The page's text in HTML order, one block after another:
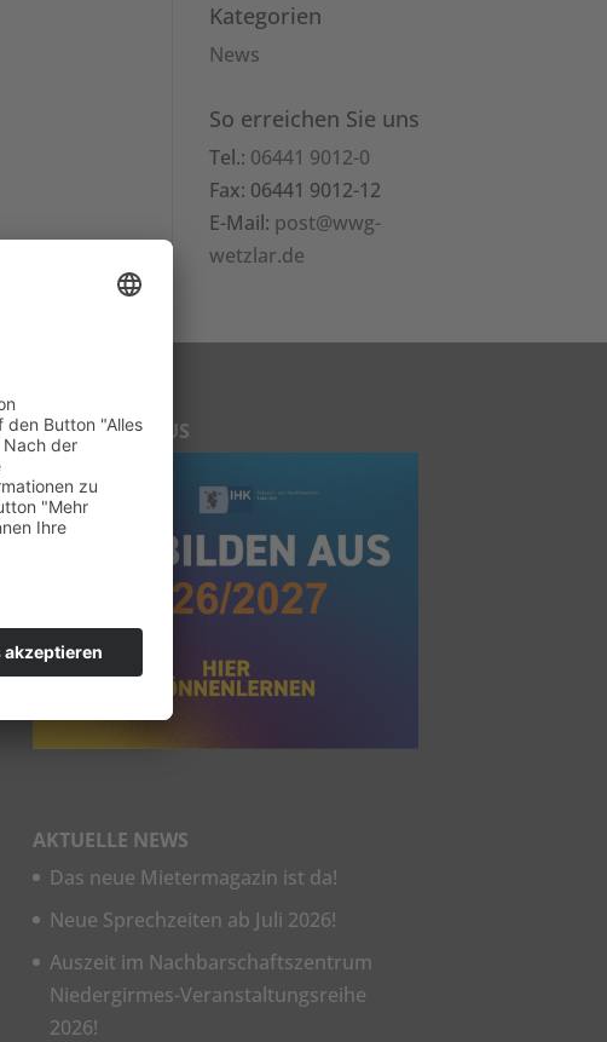
Kategorien
News
So erreichen Sie uns
Tel.: 06441 9012-0
Fax: 06441 9012-12
E-Mail: post@wwg-
wetzlar.de
WIR BILDEN AUS
AKTUELLE NEWS
Das neue Mietermagazin ist da!
Neue Sprechzeiten ab Juli 2026!
Auszeit im Nachbarschaftszentrum
Niedergirmes-Veranstaltungsreihe
2026!